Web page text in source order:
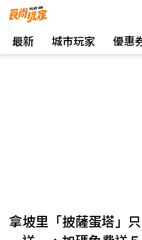
最新 城市玩家 優惠
拿坡里「披薩蛋塔」